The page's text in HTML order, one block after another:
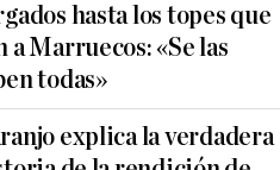
hasta los topes que
a Marruecos: «Se las
todas»
explica la verdadera